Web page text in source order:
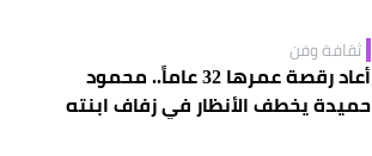
ثقافة وفن
أعاد رقصة عمرها 32 عاماً.. محمود
حميدة يخطف الأنظار في زفاف ابنته